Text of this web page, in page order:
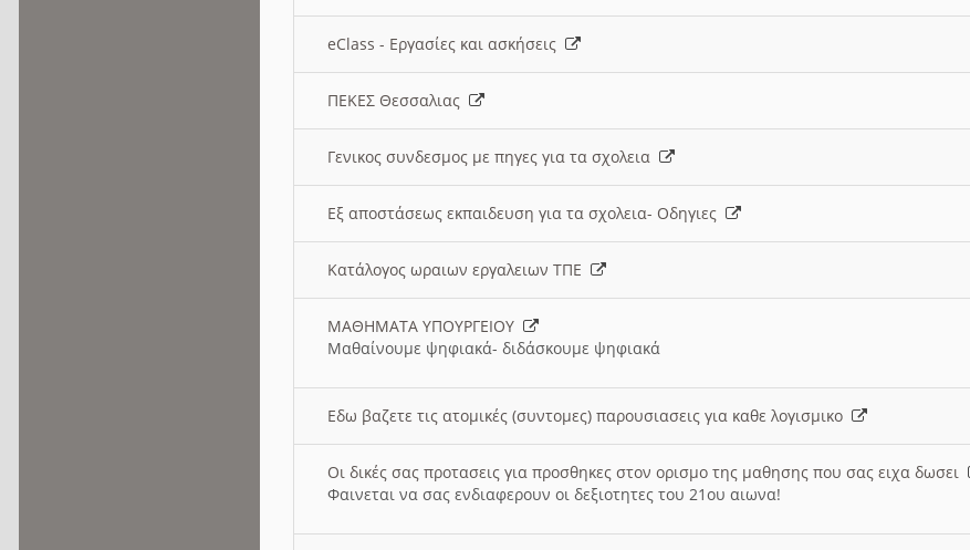
eClass - Εργασίες και ασκήσεις
ΠΕΚΕΣ Θεσσαλιας
Γενικος συνδεσμος με πηγες για τα σχολεια
Εξ αποστάσεως εκπαιδευση για τα σχολεια- Οδηγιες
Κατάλογος ωραιων εργαλειων ΤΠΕ
ΜΑΘΗΜΑΤΑ ΥΠΟΥΡΓΕΙΟΥ
Μαθαίνουμε ψηφιακά- διδάσκουμε ψηφιακά
Εδω βαζετε τις ατομικές (συντομες) παρουσιασεις για καθε λογισμικο
Οι δικές σας προτασεις για προσθηκες στον ορισμο της μαθησης που σας ειχα δωσει
Φαινεται να σας ενδιαφερουν οι δεξιοτητες του 21ου αιωνα!